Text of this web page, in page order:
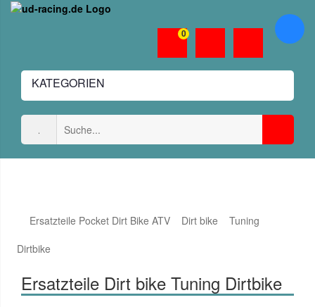
KATEGORIEN
0
Ersatzteile Pocket Dirt Bike ATV Dirt bike
Tuning
Dirtbike
Ersatzteile Dirt bike Tuning Dirtbike